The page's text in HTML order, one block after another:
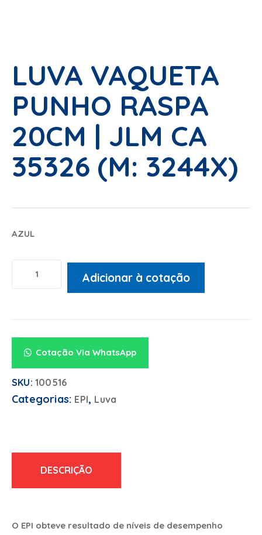
LUVA VAQUETA
PUNHO RASPA
20CM | JLM CA
35326 (M: 3244X)
AZUL
Adicionar à cotação
Cotação Via WhatsApp
SKU: 100516
Categorias: EPI, Luva
DESCRIÇÃO
O EPI obteve resultado de níveis de desempenho